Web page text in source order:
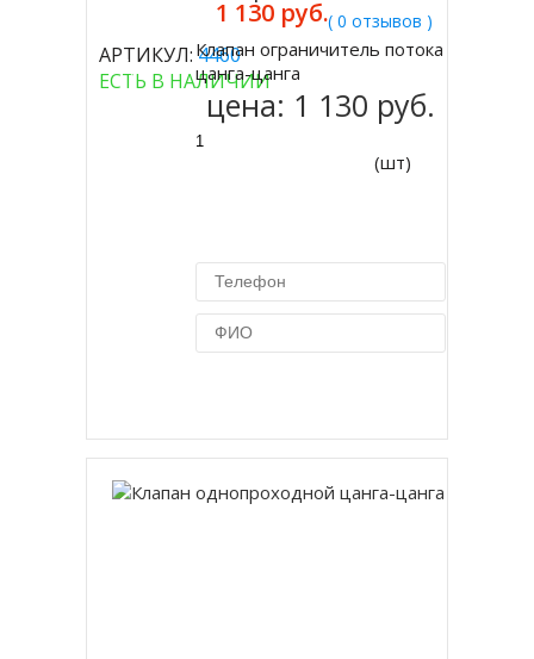
( 0 отзывов )
АРТИКУЛ:4460
ЕСТЬ В НАЛИЧИИ
1 130 руб.
Купить
Клапан ограничитель потока
цанга-цанга
цена: 1 130 руб.
(шт)